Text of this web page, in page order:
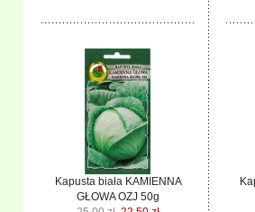
Kapusta biała KAMIENNA
GŁOWA OZJ 50g